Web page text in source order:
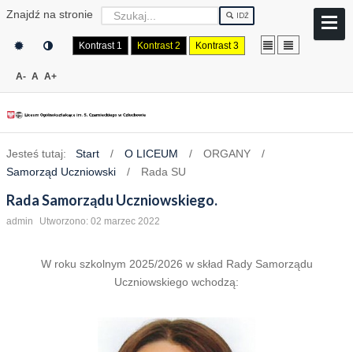
Znajdź na stronie IDŹ
Kontrast 1 Kontrast 2 Kontrast 3
A- A A+
Jesteś tutaj: Start / O LICEUM / ORGANY
/
Samorząd Uczniowski
/ Rada SU
Rada Samorządu Uczniowskiego.
admin Utworzono: 02 marzec 2022
W roku szkolnym 2025/2026 w skład Rady Samorządu
Uczniowskiego wchodzą: